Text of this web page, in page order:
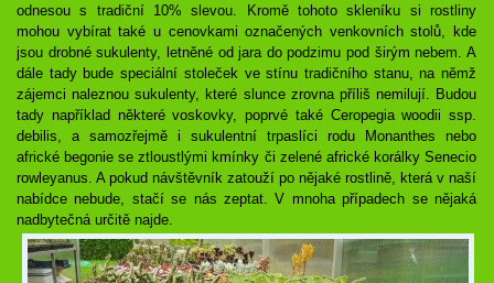
odnesou s tradiční 10% slevou. Kromě tohoto skleníku si rostliny
mohou vybírat také u cenovkami označených venkovních stolů, kde
jsou drobné sukulenty, letněné od jara do podzimu pod širým nebem. A
dále tady bude speciální stoleček ve stínu tradičního stanu, na němž
zájemci naleznou sukulenty, které slunce zrovna příliš nemilují. Budou
tady například některé voskovky, poprvé také Ceropegia woodii ssp.
debilis, a samozřejmě i sukulentní trpaslíci rodu Monanthes nebo
africké begonie se ztloustlými kmínky či zelené africké korálky Senecio
rowleyanus. A pokud návštěvník zatouží po nějaké rostlině, která v naší
nabídce nebude, stačí se nás zeptat. V mnoha případech se nějaká
nadbytečná určitě najde.